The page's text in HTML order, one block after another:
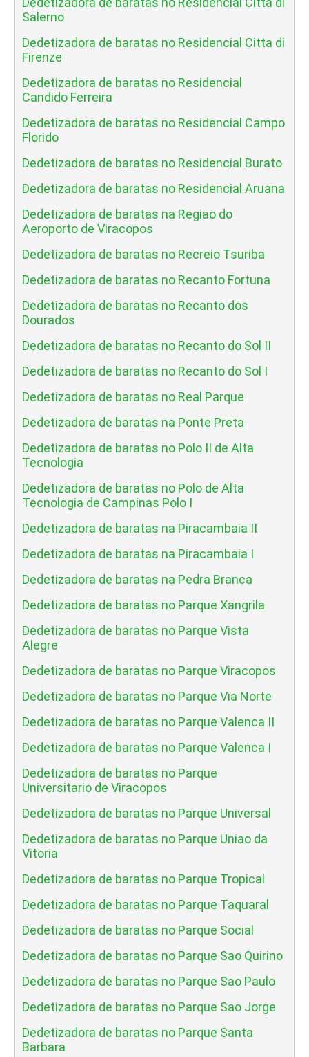
Salerno
Dedetizadora de baratas no Residencial Citta di
Firenze
Dedetizadora de baratas no Residencial
Candido Ferreira
Dedetizadora de baratas no Residencial Campo
Florido
Dedetizadora de baratas no Residencial Burato
Dedetizadora de baratas no Residencial Aruana
Dedetizadora de baratas na Regiao do
Aeroporto de Viracopos
Dedetizadora de baratas no Recreio Tsuriba
Dedetizadora de baratas no Recanto Fortuna
Dedetizadora de baratas no Recanto dos
Dourados
Dedetizadora de baratas no Recanto do Sol II
Dedetizadora de baratas no Recanto do Sol I
Dedetizadora de baratas no Real Parque
Dedetizadora de baratas na Ponte Preta
Dedetizadora de baratas no Polo II de Alta
Tecnologia
Dedetizadora de baratas no Polo de Alta
Tecnologia de Campinas Polo I
Dedetizadora de baratas na Piracambaia II
Dedetizadora de baratas na Piracambaia I
Dedetizadora de baratas na Pedra Branca
Dedetizadora de baratas no Parque Xangrila
Dedetizadora de baratas no Parque Vista
Alegre
Dedetizadora de baratas no Parque Viracopos
Dedetizadora de baratas no Parque Via Norte
Dedetizadora de baratas no Parque Valenca II
Dedetizadora de baratas no Parque Valenca I
Dedetizadora de baratas no Parque
Universitario de Viracopos
Dedetizadora de baratas no Parque Universal
Dedetizadora de baratas no Parque Uniao da
Vitoria
Dedetizadora de baratas no Parque Tropical
Dedetizadora de baratas no Parque Taquaral
Dedetizadora de baratas no Parque Social
Dedetizadora de baratas no Parque Sao Quirino
Dedetizadora de baratas no Parque Sao Paulo
Dedetizadora de baratas no Parque Sao Jorge
Dedetizadora de baratas no Parque Santa
Barbara